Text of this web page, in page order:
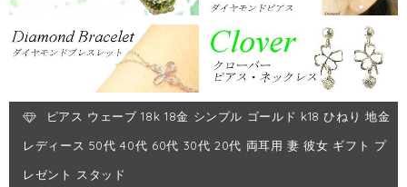
ピアス ウェーブ 18k 18金 シンプル ゴールド k18 ひねり 地金
レディース 50代 40代 60代 30代 20代 両耳用 妻 彼女 ギフト プ
レゼント スタッド